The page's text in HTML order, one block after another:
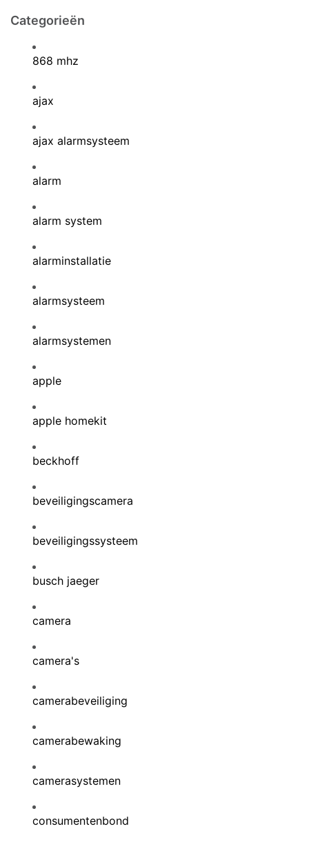
Categorieën
868 mhz
ajax
ajax alarmsysteem
alarm
alarm system
alarminstallatie
alarmsysteem
alarmsystemen
apple
apple homekit
beckhoff
beveiligingscamera
beveiligingssysteem
busch jaeger
camera
camera's
camerabeveiliging
camerabewaking
camerasystemen
consumentenbond